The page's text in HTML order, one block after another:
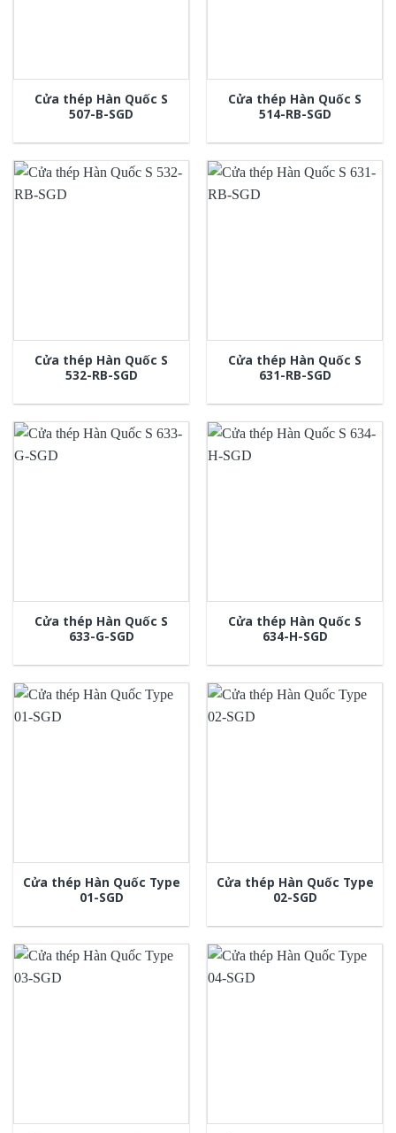
Cửa thép Hàn Quốc S
507-B-SGD
Cửa thép Hàn Quốc S
514-RB-SGD
Cửa thép Hàn Quốc S
532-RB-SGD
Cửa thép Hàn Quốc S
631-RB-SGD
Cửa thép Hàn Quốc S
633-G-SGD
Cửa thép Hàn Quốc S
634-H-SGD
Cửa thép Hàn Quốc Type
01-SGD
Cửa thép Hàn Quốc Type
02-SGD